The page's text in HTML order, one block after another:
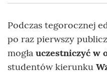
Podczas tegorocznej
po raz pierwszy
mogła uczestniczyć w
studentów kierunku